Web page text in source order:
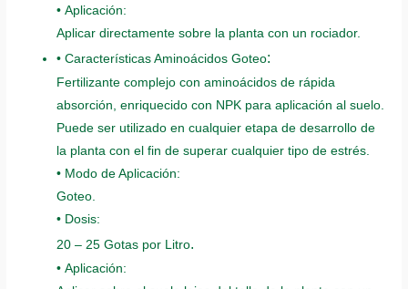
• Aplicación:
Aplicar directamente sobre la planta con un rociador.
• Características Aminoácidos Goteo:
Fertilizante complejo con aminoácidos de rápida
absorción, enriquecido con NPK para aplicación al suelo.
Puede ser utilizado en cualquier etapa de desarrollo de
la planta con el fin de superar cualquier tipo de estrés.
• Modo de Aplicación:
Goteo.
• Dosis:
20 – 25 Gotas por Litro.
• Aplicación: